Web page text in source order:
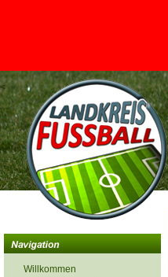
<
Willkommen